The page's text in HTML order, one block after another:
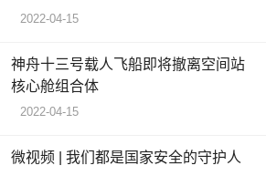
2022-04-15
神舟十三号载人飞船即将撤离空间站
核心舱组合体
2022-04-15
微视频 | 我们都是国家安全的守护人